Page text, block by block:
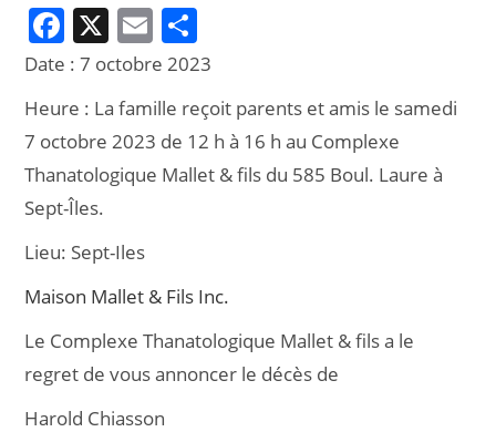
F
a
c
e
b
o
o
k
X E
m
ai
l
ar
ta
g
er
Date :7 octobre 2023
Heure : La famille reçoit parents et amis le samedi
7 octobre 2023 de 12 h à 16 h au Complexe
Thanatologique Mallet & fils du 585 Boul. Laure à
Sept-Îles.
Lieu: Sept-Iles
Maison Mallet & Fils Inc.
Le Complexe Thanatologique Mallet & fils a le
regret de vous annoncer le décès de
Harold Chiasson